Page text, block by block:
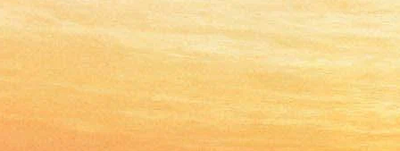
Билеты на отмененный
концерт Робби Уильямса
можно будет сдать после 27
сентября